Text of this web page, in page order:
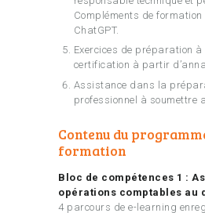
Compléments de formation
ChatGPT.
Exercices de préparation à
certification à partir
Assistance dans la
professionnel à soumettre
Contenu du
formation
Bloc de compétences 1 :
opérations comptables au
4 parcours de e-learning